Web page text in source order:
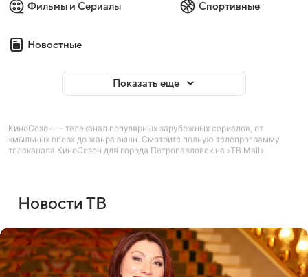
Фильмы и Сериалы Спортивные
Новостные
Показать еще
КиноСезон — телеканал популярных зарубежных сериалов, от
«мыльных опер» до жанра экшн. Смотрите полную телепрограмму
телеканала КиноСезон для города Петропавловск на «ТВ Mail».
Новости ТВ